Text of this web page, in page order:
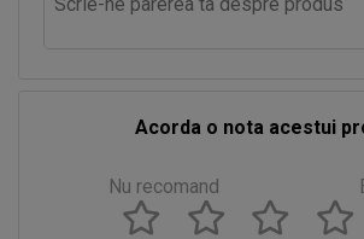
Acorda o nota acestui
Nu recomand